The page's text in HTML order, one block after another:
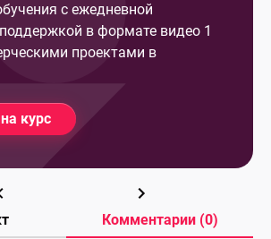
с ежедневной
в формате видео 1
проектами в
курс
Комментарии (0)